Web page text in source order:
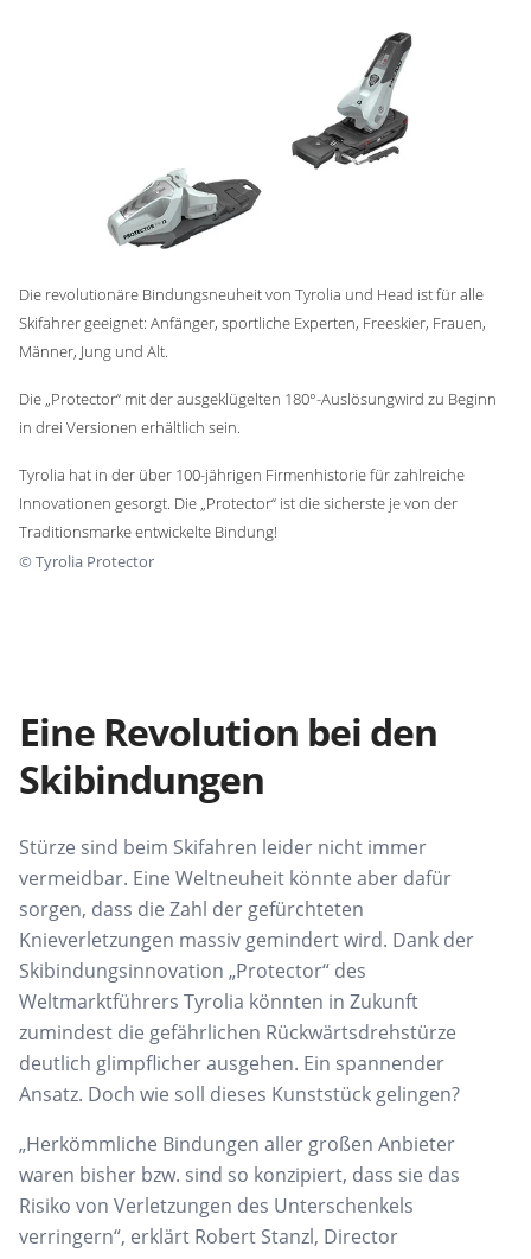
Die revolutionäre Bindungsneuheit von Tyrolia und Head ist für alle
Skifahrer geeignet: Anfänger, sportliche Experten, Freeskier, Frauen,
Männer, Jung und Alt.
Die „Protector“ mit der ausgeklügelten 180°-Auslösungwird zu Beginn
in drei Versionen erhältlich sein.
Tyrolia hat in der über 100-jährigen Firmenhistorie für zahlreiche
Innovationen gesorgt. Die „Protector“ ist die sicherste je von der
Traditionsmarke entwickelte Bindung!
©Tyrolia Protector
Eine Revolution bei den
Skibindungen
Stürze sind beim Skifahren leider nicht immer
vermeidbar. Eine Weltneuheit könnte aber dafür
sorgen, dass die Zahl der gefürchteten
Knieverletzungen massiv gemindertwird. Dank der
Skibindungsinnovation „Protector“ des
Weltmarktführers Tyrolia könnten in Zukunft
zumindest die gefährlichen Rückwärtsdrehstürze
deutlich glimpflicher ausgehen. Ein spannender
Ansatz. Doch wie soll dieses Kunststück gelingen?
„Herkömmliche Bindungen aller großen Anbieter
waren bisher bzw. sind so konzipiert, dass sie das
Risiko von Verletzungen des Unterschenkels
verringern“, erklärt Robert Stanzl, Director